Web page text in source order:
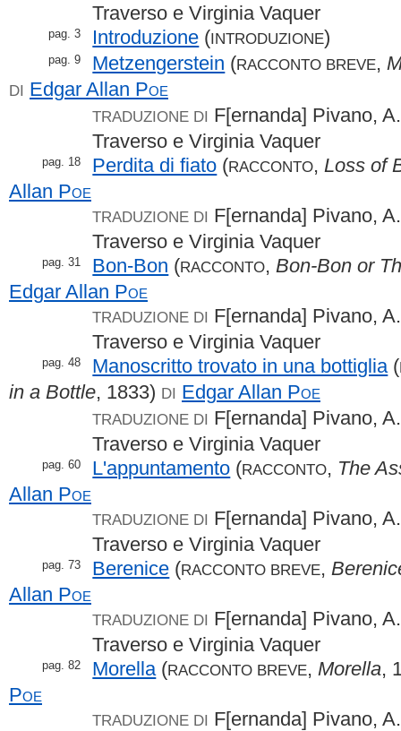
Traverso e Virginia Vaquer
pag. 3 Introduzione (INTRODUZIONE)
pag. 9 Metzengerstein (RACCONTO BREVE,
DI Edgar Allan Poe
TRADUZIONE DI F[ernanda] Pivano,
Traverso e Virginia Vaquer
pag. 18 Perdita di fiato (RACCONTO, Loss of
Allan Poe
TRADUZIONE DI F[ernanda] Pivano,
Traverso e Virginia Vaquer
pag. 31 Bon-Bon (RACCONTO, Bon-Bon or
Edgar Allan Poe
TRADUZIONE DI F[ernanda] Pivano,
Traverso e Virginia Vaquer
pag. 48 Manoscritto trovato in una bottiglia (
in a Bottle, 1833) DI Edgar Allan Poe
TRADUZIONE DI F[ernanda] Pivano,
Traverso e Virginia Vaquer
pag. 60 L'appuntamento (RACCONTO, The
Allan Poe
TRADUZIONE DI F[ernanda] Pivano,
Traverso e Virginia Vaquer
pag. 73 Berenice (RACCONTO BREVE,
Allan Poe
TRADUZIONE DI F[ernanda] Pivano,
Traverso e Virginia Vaquer
pag. 82 Morella (RACCONTO BREVE, Morella,
Poe
TRADUZIONE DI F[ernanda] Pivano,